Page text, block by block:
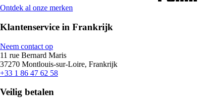
Ontdek al onze merken
Klantenservice in Frankrijk
Neem contact op
11 rue Bernard Maris
37270 Montlouis-sur-Loire, Frankrijk
+33 1 86 47 62 58
Veilig betalen